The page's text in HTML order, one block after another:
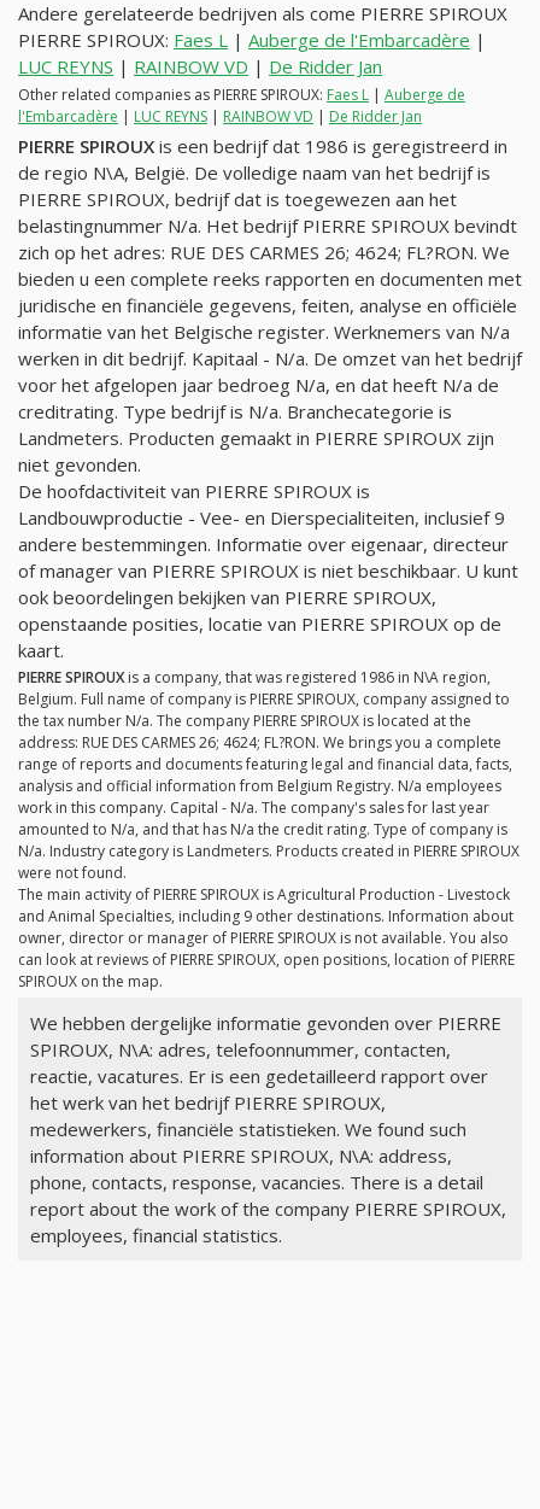
Andere gerelateerde bedrijven als come PIERRE SPIROUX
PIERRE SPIROUX: Faes L | Auberge de l'Embarcadère |
LUC REYNS | RAINBOW VD | De Ridder Jan
Other related companies as PIERRE SPIROUX: Faes L | Auberge de
l'Embarcadère | LUC REYNS | RAINBOW VD | De Ridder Jan
PIERRE SPIROUX is een bedrijf dat 1986 is geregistreerd in
de regio N\A, België. De volledige naam van het bedrijf is
PIERRE SPIROUX, bedrijf dat is toegewezen aan het
belastingnummer N/a. Het bedrijf PIERRE SPIROUX bevindt
zich op het adres: RUE DES CARMES 26; 4624; FL?RON. We
bieden u een complete reeks rapporten en documenten met
juridische en financiële gegevens, feiten, analyse en officiële
informatie van het Belgische register. Werknemers van N/a
werken in dit bedrijf. Kapitaal - N/a. De omzet van het bedrijf
voor het afgelopen jaar bedroeg N/a, en dat heeft N/a de
creditrating. Type bedrijf is N/a. Branchecategorie is
Landmeters. Producten gemaakt in PIERRE SPIROUX zijn
niet gevonden.
De hoofdactiviteit van PIERRE SPIROUX is
Landbouwproductie - Vee- en Dierspecialiteiten, inclusief 9
andere bestemmingen. Informatie over eigenaar, directeur
of manager van PIERRE SPIROUX is niet beschikbaar. U kunt
ook beoordelingen bekijken van PIERRE SPIROUX,
openstaande posities, locatie van PIERRE SPIROUX op de
kaart.
PIERRE SPIROUXis a company, that was registered 1986 in N\A region,
Belgium. Full name of company is PIERRE SPIROUX, company assigned to
the tax number N/a. The company PIERRE SPIROUX is located at the
address: RUE DES CARMES 26; 4624; FL?RON. We brings you a complete
range of reports and documents featuring legal and financial data, facts,
analysis and official information from Belgium Registry. N/a employees
work in this company. Capital - N/a. The company's sales for last year
amounted to N/a, and that has N/a the credit rating. Type of company is
N/a. Industry category is Landmeters. Products created in PIERRE SPIROUX
were not found.
The main activity of PIERRE SPIROUX is Agricultural Production - Livestock
and Animal Specialties, including 9 other destinations. Information about
owner, director or manager of PIERRE SPIROUX is not available. You also
can look at reviews of PIERRE SPIROUX, open positions, location of PIERRE
SPIROUX on the map.
We hebben dergelijke informatie gevonden over PIERRE
SPIROUX, N\A: adres, telefoonnummer, contacten,
reactie, vacatures. Er is een gedetailleerd rapport over
het werk van het bedrijf PIERRE SPIROUX,
medewerkers, financiële statistieken. We found such
information about PIERRE SPIROUX, N\A: address,
phone, contacts, response, vacancies. There is a detail
report about the work of the company PIERRE SPIROUX,
employees, financial statistics.